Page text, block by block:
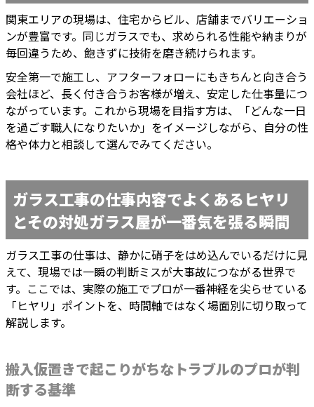
関東エリアの現場は、住宅からビル、店舗までバリエーショ
ンが豊富です。同じガラスでも、求められる性能や納まりが
毎回違うため、飽きずに技術を磨き続けられます。
安全第一で施工し、アフターフォローにもきちんと向き合う
会社ほど、長く付き合うお客様が増え、安定した仕事量につ
ながっています。これから現場を目指す方は、「どんな一日
を過ごす職人になりたいか」をイメージしながら、自分の性
格や体力と相談して選んでみてください。
ガラス工事の仕事内容でよくあるヒヤリ
とその対処ガラス屋が一番気を張る瞬間
ガラス工事の仕事は、静かに硝子をはめ込んでいるだけに見
えて、現場では一瞬の判断ミスが大事故につながる世界で
す。ここでは、実際の施工でプロが一番神経を尖らせている
「ヒヤリ」ポイントを、時間軸ではなく場面別に切り取って
解説します。
搬入仮置きで起こりがちなトラブルのプロが判
断する基準